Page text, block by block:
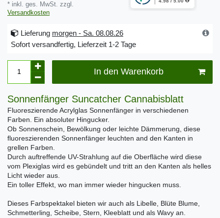
* inkl. ges. MwSt. zzgl.
Versandkosten
Lieferung morgen - Sa. 08.08.26
Sofort versandfertig, Lieferzeit 1-2 Tage
In den Warenkorb
Sonnenfänger Suncatcher Cannabisblatt
Fluoreszierende Acrylglas Sonnenfänger in verschiedenen
Farben. Ein absoluter Hingucker.
Ob Sonnenschein, Bewölkung oder leichte Dämmerung, diese
fluoreszierenden Sonnenfänger leuchten and den Kanten in
grellen Farben.
Durch auftreffende UV-Strahlung auf die Oberfläche wird diese
vom Plexiglas wird es gebündelt und tritt an den Kanten als helles
Licht wieder aus.
Ein toller Effekt, wo man immer wieder hingucken muss.
Dieses Farbspektakel bieten wir auch als Libelle, Blüte Blume,
Schmetterling, Scheibe, Stern, Kleeblatt und als Wavy an.